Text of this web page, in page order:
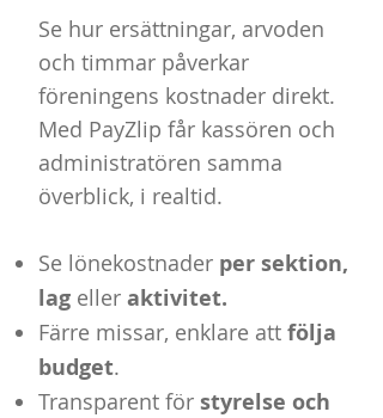
Se hur ersättningar, arvoden
och timmar påverkar
föreningens kostnader direkt.
Med PayZlip får kassören och
administratören samma
överblick, i realtid.
Se lönekostnader per sektion,
lag eller aktivitet.
Färre missar, enklare att följa
budget.
Transparent för styrelse och